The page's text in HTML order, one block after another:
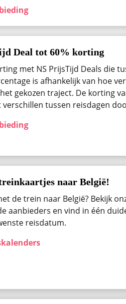
Deal tot 60% korting
met NS PrijsTijd Deals die
is afhankelijk van hoe
gekozen traject. De korting
verschillen tussen reisdagen
naar België!
de trein naar België? Bekijk
aanbieders en vind in één
reisdatum.